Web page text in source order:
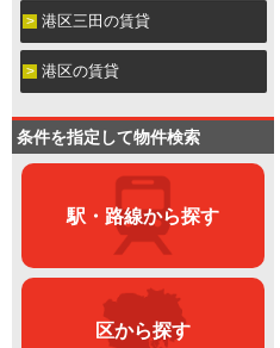
港区三田の賃貸
港区の賃貸
条件を指定して物件検索
駅・路線から探す
区から探す